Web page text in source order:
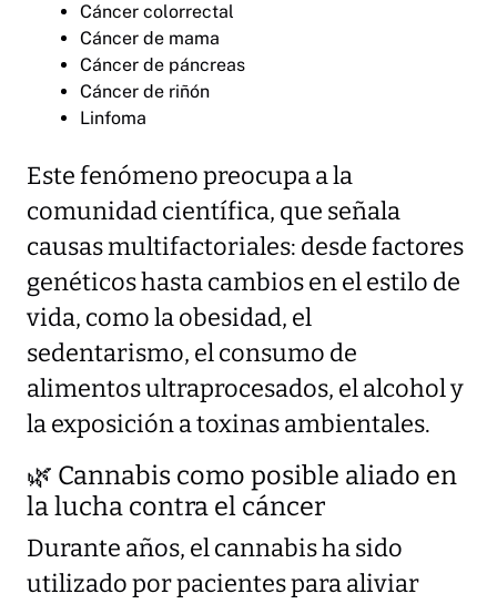
Cáncer colorrectal
Cáncer de mama
Cáncer de páncreas
Cáncer de riñón
Linfoma
Este fenómeno preocupa a la
comunidad científica, que señala
causas multifactoriales: desde factores
genéticos hasta cambios en el estilo de
vida, como la obesidad, el
sedentarismo, el consumo de
alimentos ultraprocesados, el alcohol y
la exposición a toxinas ambientales.
🌿 Cannabis como posible aliado en
la lucha contra el cáncer
Durante años, el cannabis ha sido
utilizado por pacientes para aliviar